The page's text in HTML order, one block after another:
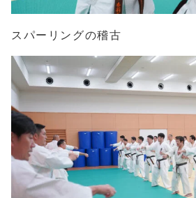
スパーリングの稽古